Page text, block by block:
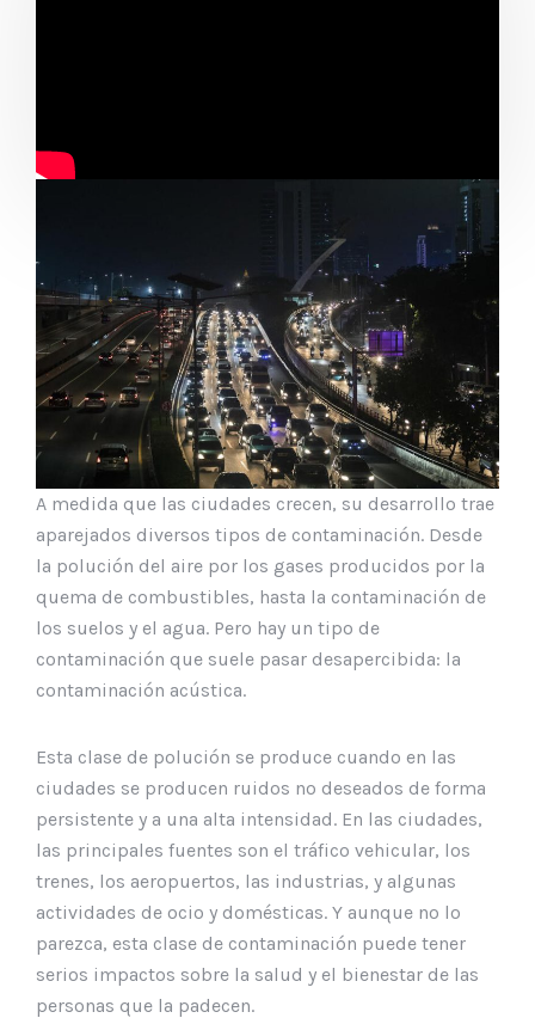
A medida que las ciudades crecen, su desarrollo trae
aparejados diversos tipos de contaminación. Desde
la polución del aire por los gases producidos por la
quema de combustibles, hasta la contaminación de
los suelos y el agua. Pero hay un tipo de
contaminación que suele pasar desapercibida: la
contaminación acústica.
Esta clase de polución se produce cuando en las
ciudades se producen ruidos no deseados de forma
persistente y a una alta intensidad. En las ciudades,
las principales fuentes son el tráfico vehicular, los
trenes, los aeropuertos, las industrias, y algunas
actividades de ocio y domésticas. Y aunque no lo
parezca, esta clase de contaminación puede tener
serios impactos sobre la salud y el bienestar de las
personas que la padecen.